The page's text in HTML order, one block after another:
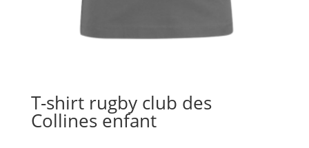
T-shirt rugby club des
Collines enfant